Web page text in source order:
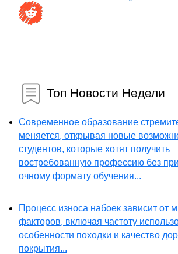
Топ Новости Недели
Современное образование
меняется, открывая новые
студентов, которые хотят получить
востребованную профессию без
очному формату обучения...
Процесс износа набоек зависит от
факторов, включая частоту
особенности походки и качество
покрытия...